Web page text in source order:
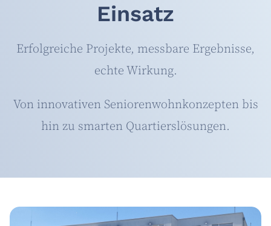
Einsatz
Erfolgreiche Projekte, messbare Ergebnisse,
echte Wirkung.
Von innovativen Seniorenwohnkonzepten bis
hin zu smarten Quartierslösungen.